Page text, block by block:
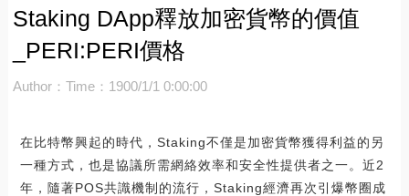
Staking DApp釋放加密貨幣的價值
_PERI:PERI價格
Author： Time：1900/1/1 0:00:00
在比特幣興起的時代，Staking不僅是加密貨幣獲得利益的另
一種方式，也是協議所需網絡效率和安全性提供者之一。近2
年，隨著POS共識機制的流行，Staking經濟再次引爆幣圈成